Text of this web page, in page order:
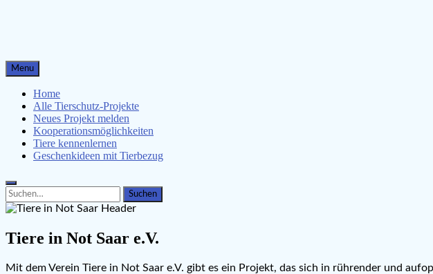
Menu
Home
Alle Tierschutz-Projekte
Neues Projekt melden
Kooperationsmöglichkeiten
Tiere kennenlernen
Geschenkideen mit Tierbezug
Search
for:
Search
Tiere in Not Saar e.V.
Mit dem Verein Tiere in Not Saar e.V. gibt es ein Projekt, das sich in rührender und